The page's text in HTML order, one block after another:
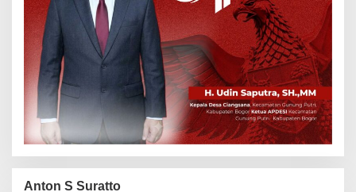
Anton S Suratto